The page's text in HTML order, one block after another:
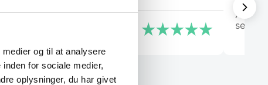
og til at analysere
for sociale medier,
oplysninger, du har givet
anbefale Gastrobutikken – som
ud over det sædvanlige.”
Arden